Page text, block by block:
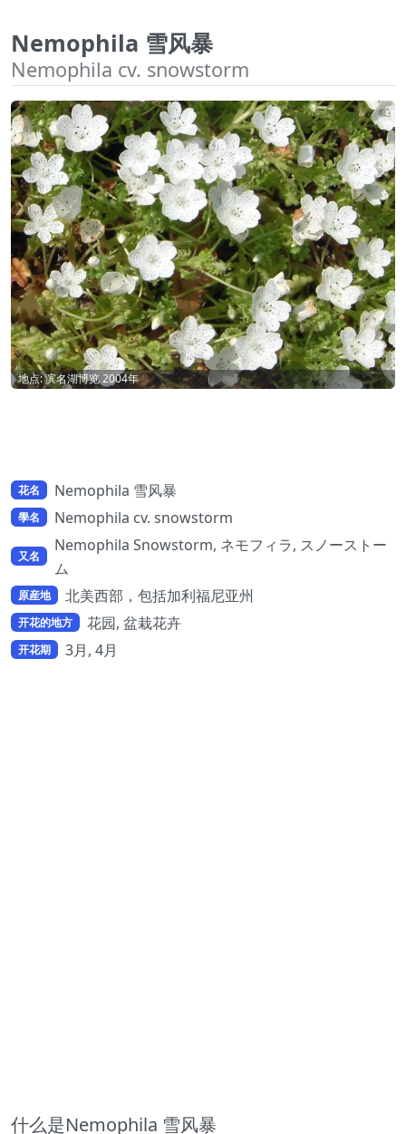
Nemophila 雪风暴
Nemophila cv. snowstorm
地点: 滨名湖博览 2004年
花名 Nemophila 雪风暴
學名 Nemophila cv. snowstorm
又名
Nemophila Snowstorm, ネモフィラ, スノーストー
ム
原産地 北美西部，包括加利福尼亚州
开花的地方 花园, 盆栽花卉
开花期 3月, 4月
什么是Nemophila 雪风暴